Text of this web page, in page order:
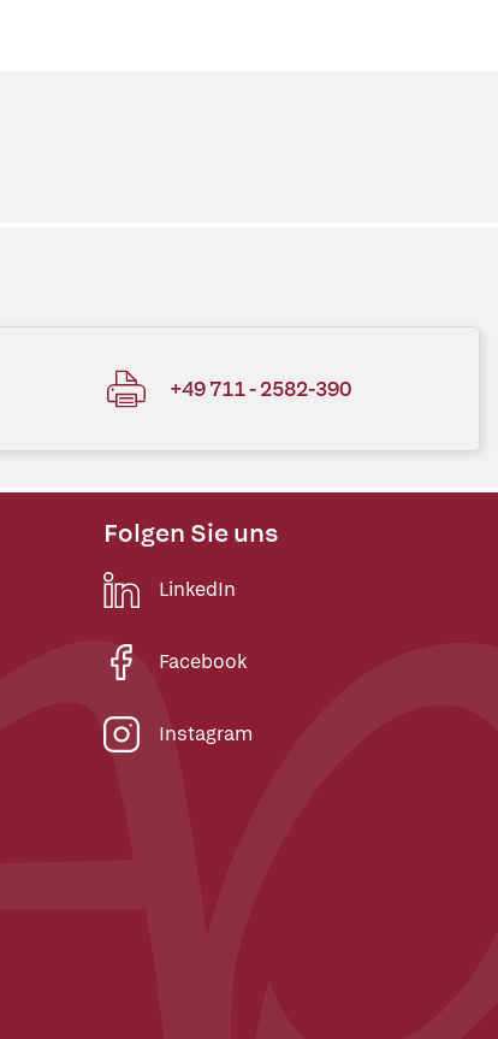
+49 711 - 2582-390
Folgen Sie uns
LinkedIn
Facebook
Instagram